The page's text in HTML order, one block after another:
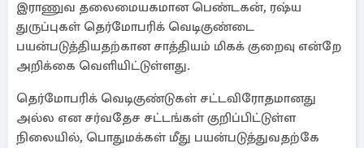
இராணுவ தலைமையகமான பெண்டகன், ரஷ்ய
துருப்புகள் தெர்மோபரிக் வெடிகுண்டை
பயன்படுத்தியதற்கான சாத்தியம் மிகக் குறைவு என்றே
அறிக்கை வெளியிட்டுள்ளது.
தெர்மோபரிக் வெடிகுண்டுகள் சட்டவிரோதமானது
அல்ல என சர்வதேச சட்டங்கள் குறிப்பிட்டுள்ள
நிலையில், பொதுமக்கள் மீது பயன்படுத்துவதற்கே